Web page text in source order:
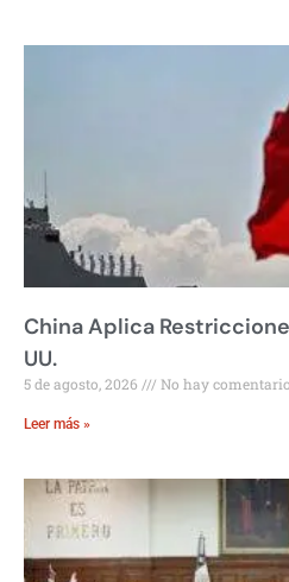
China Aplica
UU.
5 de agosto, 2026 No hay
Leer más »